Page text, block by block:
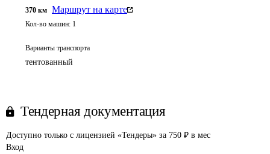
370 км Маршрут на карте
Кол-во машин: 1
Варианты транспорта
тентованный
Тендерная документация
Доступно только с лицензией «Тендеры» за 750 ₽ в мес
Вход